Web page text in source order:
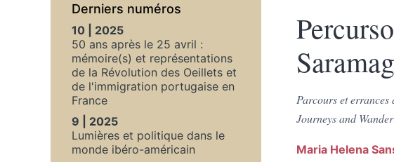
Derniers numéros
10 | 2025
50 ans après le 25 avril :
mémoire(s) et représentations
de la Révolution des Oeillets et
de l'immigration portugaise en
France
9 | 2025
Lumières et politique dans le
monde ibéro-américain
Parcours et errances
Journeys and
Maria Helena